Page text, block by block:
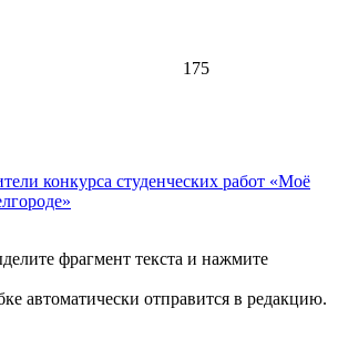
175
конкурса студенческих работ «Моё
фрагмент текста и нажмите
автоматически отправится в редакцию.